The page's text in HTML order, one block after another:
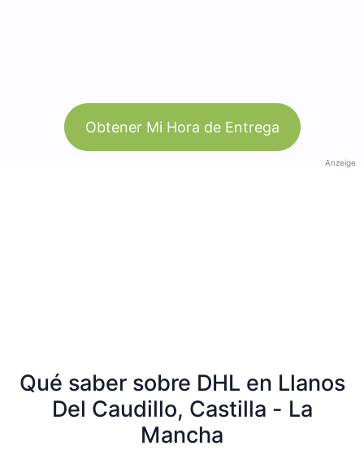
Obtener Mi Hora de Entrega
Anzeige
Qué saber sobre DHL en Llanos
Del Caudillo, Castilla - La
Mancha